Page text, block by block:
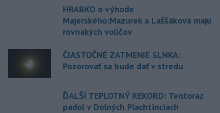
HRABKO o výhode
Majerského:Mazurek a Laššáková majú
rovnakých voličov
ČIASTOČNÉ ZATMENIE SLNKA:
Pozorovať sa bude dať v stredu
ĎALŠÍ TEPLOTNÝ REKORD: Tentoraz
padol v Dolných Plachtinciach